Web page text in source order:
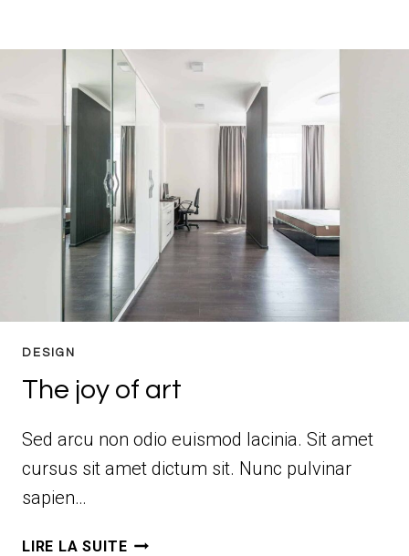
DESIGN
The joy of art
Sed arcu non odio euismod lacinia. Sit amet
cursus sit amet dictum sit. Nunc pulvinar
sapien…
LIRE LA SUITETHE